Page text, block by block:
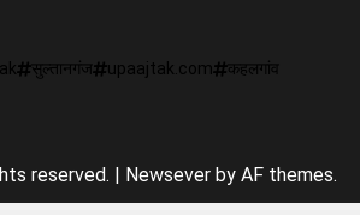
सुल्तानगंज upaajtak.com
कहलगांव
reserved. Newseverby AF themes.